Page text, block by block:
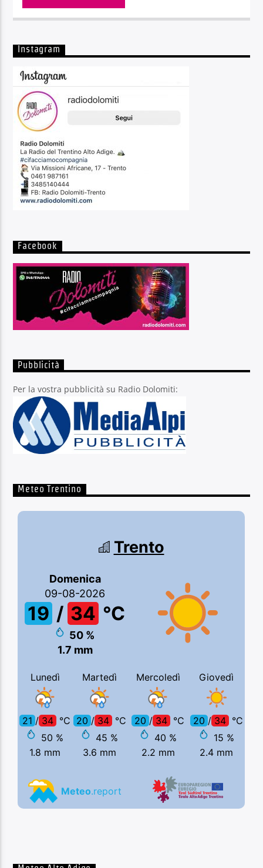
Instagram
Facebook
Pubblicità
Per la vostra pubblicità su Radio Dolomiti:
Meteo Trentino